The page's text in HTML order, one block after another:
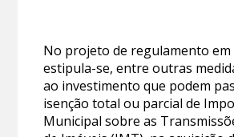
No projeto de regulamento em
estipula-se, entre outras
ao investimento que podem
isenção total ou parcial de
Municipal sobre as